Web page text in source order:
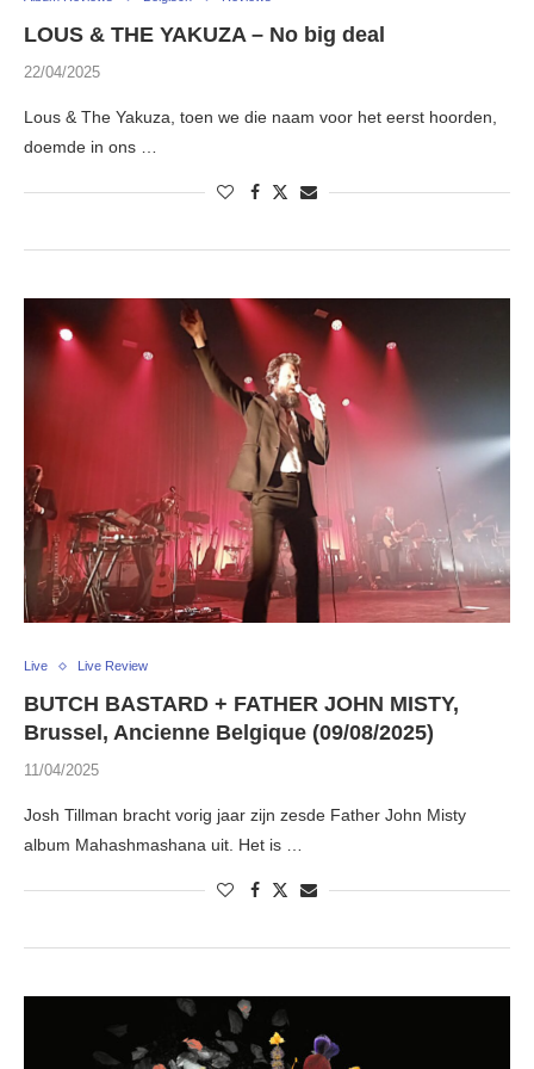
LOUS & THE YAKUZA – No big deal
22/04/2025
Lous & The Yakuza, toen we die naam voor het eerst hoorden,
doemde in ons …
Live Live Review
BUTCH BASTARD + FATHER JOHN MISTY,
Brussel, Ancienne Belgique (09/08/2025)
11/04/2025
Josh Tillman bracht vorig jaar zijn zesde Father John Misty
album Mahashmashana uit. Het is …